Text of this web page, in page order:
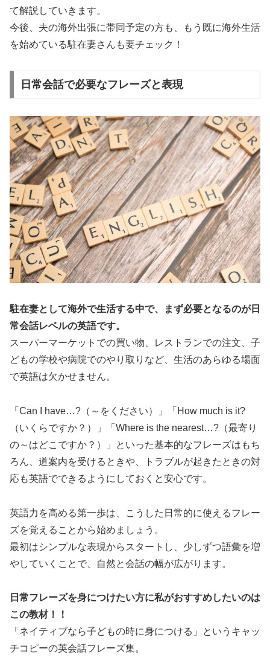
て解説していきます。
今後、夫の海外出張に帯同予定の方も、もう既に海外生活
を始めている駐在妻さんも要チェック！
日常会話で必要なフレーズと表現
駐在妻として海外で生活する中で、まず必要となるのが日
常会話レベルの英語です。
スーパーマーケットでの買い物、レストランでの注文、子
どもの学校や病院でのやり取りなど、生活のあらゆる場面
で英語は欠かせません。
「Can I have…?（～をください）」「How much is it?
（いくらですか？）」「Where is the nearest…?（最寄り
の～はどこですか？）」といった基本的なフレーズはもち
ろん、道案内を受けるときや、トラブルが起きたときの対
応も英語でできるようにしておくと安心です。
英語力を高める第一歩は、こうした日常的に使えるフレー
ズを覚えることから始めましょう。
最初はシンプルな表現からスタートし、少しずつ語彙を増
やしていくことで、自然と会話の幅が広がります。
日常フレーズを身につけたい方に私がおすすめしたいのは
この教材！！
「ネイティブなら子どもの時に身につける」というキャッ
チコピーの英会話フレーズ集。